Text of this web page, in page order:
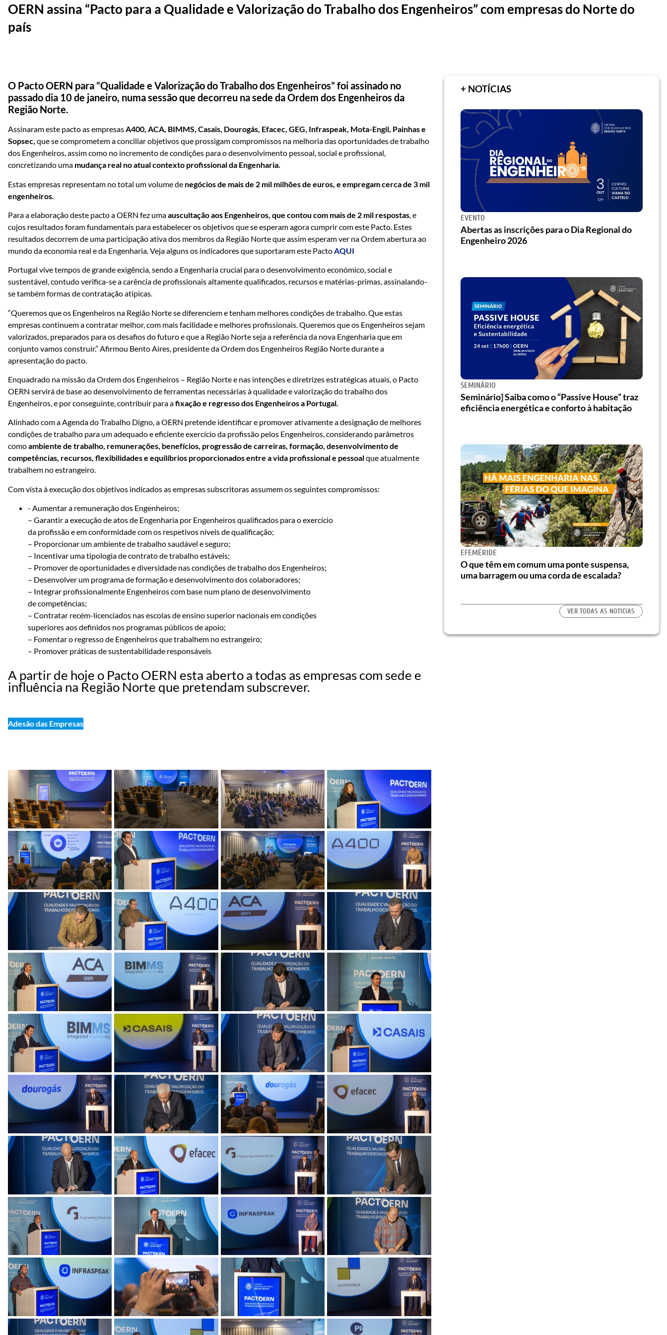
OERN assina “Pacto para a Qualidade e Valorização do Trabalho dos Engenheiros” com empresas do Norte do
país
O Pacto OERN para “Qualidade e Valorização do Trabalho dos Engenheiros” foi assinado no
passado dia 10 de janeiro, numa sessão que decorreu na sede da Ordem dos Engenheiros da
Região Norte.
Assinaram este pacto as empresasA400, ACA, BIMMS, Casais, Dourogás, Efacec, GEG, Infraspeak, Mota-Engil, Painhas e
Sopsec, que se comprometem a conciliar objetivos que prossigam compromissos na melhoria das oportunidades de trabalho
dos Engenheiros, assim como no incremento de condições para o desenvolvimento pessoal, social e profissional,
concretizando uma mudança real no atual contexto profissional da Engenharia.
Estas empresas representam no total um volume de negócios de mais de 2 mil milhões de euros, e empregam cerca de 3 mil
engenheiros.
Para a elaboração deste pacto a OERN fez umaauscultação aos Engenheiros, que contou com mais de 2 mil respostas, e
cujos resultados foram fundamentais para estabelecer os objetivos que se esperam agora cumprir com este Pacto. Estes
resultados decorrem de uma participação ativa dos membros da Região Norte que assim esperam ver na Ordem abertura ao
mundo da economia real e da Engenharia. Veja alguns os indicadores que suportaram este PactoAQUI
Portugal vive tempos de grande exigência, sendo a Engenharia crucial para o desenvolvimento económico, social e
sustentável, contudo verifica-se a carência de profissionais altamente qualificados, recursos e matérias-primas, assinalando-
se também formas de contratação atípicas.
“Queremos que os Engenheiros na Região Norte se diferenciem e tenham melhores condições de trabalho. Que estas
empresas continuem a contratar melhor, com mais facilidade e melhores profissionais. Queremos que os Engenheiros sejam
valorizados, preparados para os desafios do futuro e que a Região Norte seja a referência da nova Engenharia que em
conjunto vamos construir.” Afirmou Bento Aires, presidente da Ordem dos Engenheiros Região Norte durante a
apresentação do pacto.
Enquadrado na missão da Ordem dos Engenheiros – Região Norte e nas intenções e diretrizes estratégicas atuais, o Pacto
OERN servirá de base ao desenvolvimento de ferramentas necessárias à qualidade e valorização do trabalho dos
Engenheiros, e por conseguinte, contribuir para afixação e regresso dos Engenheiros a Portugal.
Alinhado com a Agenda do Trabalho Digno, a OERN pretende identificar e promover ativamente a designação de melhores
condições de trabalho para um adequado e eficiente exercício da profissão pelos Engenheiros, considerando parâmetros
comoambiente de trabalho, remunerações, benefícios, progressão de carreiras, formação, desenvolvimento de
competências, recursos, flexibilidades e equilíbrios proporcionados entre a vida profissional e pessoalque atualmente
trabalhem no estrangeiro.
Com vista à execução dos objetivos indicados as empresas subscritoras assumem os seguintes compromissos:
- Aumentar a remuneração dos Engenheiros;
– Garantir a execução de atos de Engenharia por Engenheiros qualificados para o exercício
da profissão e em conformidade com os respetivos níveis de qualificação;
– Proporcionar um ambiente de trabalho saudável e seguro;
– Incentivar uma tipologia de contrato de trabalho estáveis;
– Promover de oportunidades e diversidade nas condições de trabalho dos Engenheiros;
– Desenvolver um programa de formação e desenvolvimento dos colaboradores;
– Integrar profissionalmente Engenheiros com base num plano de desenvolvimento
de competências;
– Contratar recém-licenciados nas escolas de ensino superior nacionais em condições
superiores aos definidos nos programas públicos de apoio;
– Fomentar o regresso de Engenheiros que trabalhem no estrangeiro;
– Promover práticas de sustentabilidade responsáveis
A partir de hoje o Pacto OERN esta aberto a todas as empresas com sede e
influência na Região Norte que pretendam subscrever.
Adesão das Empresas
+ NOTÍCIAS
EVENTO
Abertas as inscrições para o Dia Regional do
Engenheiro 2026
SEMINÁRIO
Seminário] Saiba como o “Passive House” traz
eficiência energética e conforto à habitação
EFEMÉRIDE
O que têm em comum uma ponte suspensa,
uma barragem ou uma corda de escalada?
VER TODAS AS NOTICIAS